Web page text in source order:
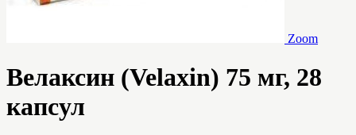
Zoom
Велаксин (Velaxin) 75 мг, 28
капсул